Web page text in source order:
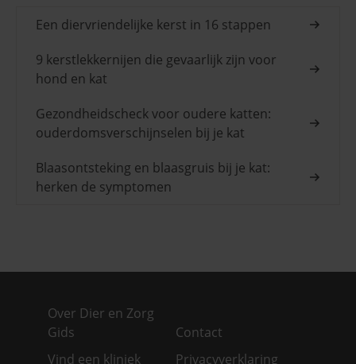
Een diervriendelijke kerst in 16 stappen
9 kerstlekkernijen die gevaarlijk zijn voor
hond en kat
Gezondheidscheck voor oudere katten:
ouderdomsverschijnselen bij je kat
Blaasontsteking en blaasgruis bij je kat:
herken de symptomen
Over Dier en Zorg
Gids
Contact
Vind een kliniek
Privacyverklaring